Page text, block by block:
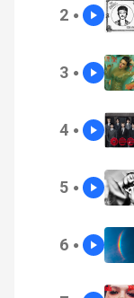
2 ●
3 ●
4 ●
5 ●
6 ●